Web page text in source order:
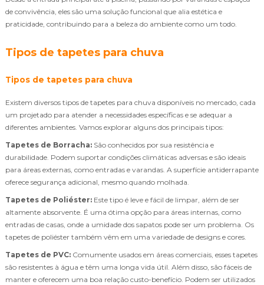
de convivência, eles são uma solução funcional que alia estética e
praticidade, contribuindo para a beleza do ambiente como um todo.
Tipos de tapetes para chuva
Tipos de tapetes para chuva
Existem diversos tipos de tapetes para chuva disponíveis no mercado, cada
um projetado para atender a necessidades específicas e se adequar a
diferentes ambientes. Vamos explorar alguns dos principais tipos:
Tapetes de Borracha: São conhecidos por sua resistência e
durabilidade. Podem suportar condições climáticas adversas e são ideais
para áreas externas, como entradas e varandas. A superfície antiderrapante
oferece segurança adicional, mesmo quando molhada.
Tapetes de Poliéster: Este tipo é leve e fácil de limpar, além de ser
altamente absorvente. É uma ótima opção para áreas internas, como
entradas de casas, onde a umidade dos sapatos pode ser um problema. Os
tapetes de poliéster também vêm em uma variedade de designs e cores.
Tapetes de PVC: Comumente usados em áreas comerciais, esses tapetes
são resistentes à água e têm uma longa vida útil. Além disso, são fáceis de
manter e oferecem uma boa relação custo-benefício. Podem ser utilizados